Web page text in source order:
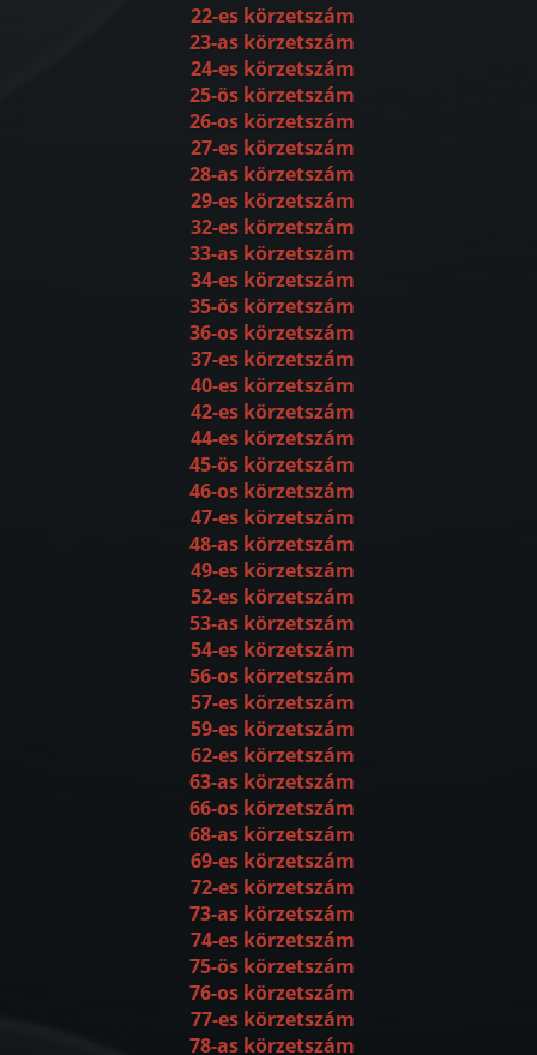
22-es körzetszám
23-as körzetszám
24-es körzetszám
25-ös körzetszám
26-os körzetszám
27-es körzetszám
28-as körzetszám
29-es körzetszám
32-es körzetszám
33-as körzetszám
34-es körzetszám
35-ös körzetszám
36-os körzetszám
37-es körzetszám
40-es körzetszám
42-es körzetszám
44-es körzetszám
45-ös körzetszám
46-os körzetszám
47-es körzetszám
48-as körzetszám
49-es körzetszám
52-es körzetszám
53-as körzetszám
54-es körzetszám
56-os körzetszám
57-es körzetszám
59-es körzetszám
62-es körzetszám
63-as körzetszám
66-os körzetszám
68-as körzetszám
69-es körzetszám
72-es körzetszám
73-as körzetszám
74-es körzetszám
75-ös körzetszám
76-os körzetszám
77-es körzetszám
78-as körzetszám